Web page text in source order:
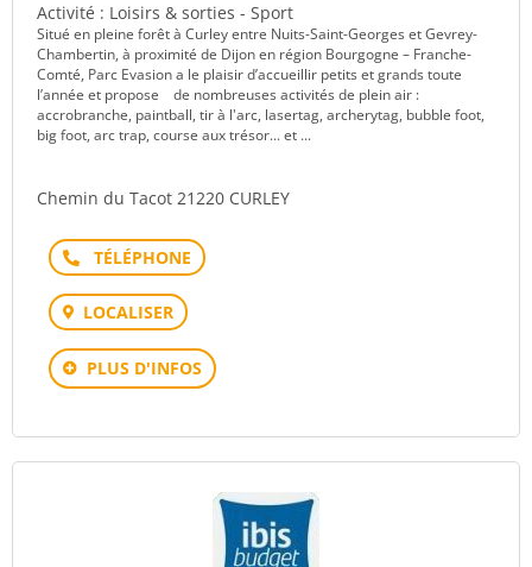
Activité : Loisirs & sorties - Sport
Situé en pleine forêt à Curley entre Nuits-Saint-Georges et Gevrey-
Chambertin, à proximité de Dijon en région Bourgogne – Franche-
Comté, Parc Evasion a le plaisir d’accueillir petits et grands toute
l’année et propose de nombreuses activités de plein air :
accrobranche, paintball, tir à l'arc, lasertag, archerytag, bubble foot,
big foot, arc trap, course aux trésor... et ...
Chemin du Tacot 21220 CURLEY
Téléphone
LOCALISER
PLUS D'INFOS